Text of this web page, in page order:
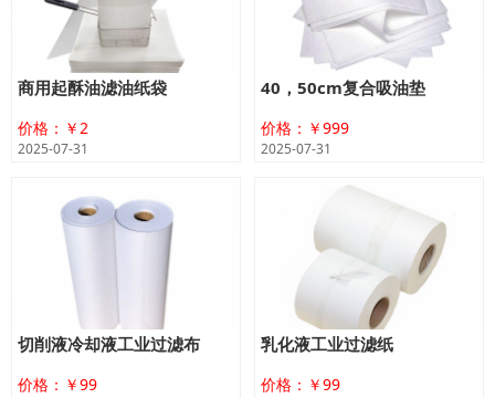
商用起酥油滤油纸袋
价格：￥2
2025-07-31
40，50cm复合吸油垫
价格：￥999
2025-07-31
切削液冷却液工业过滤布
价格：￥99
乳化液工业过滤纸
价格：￥99